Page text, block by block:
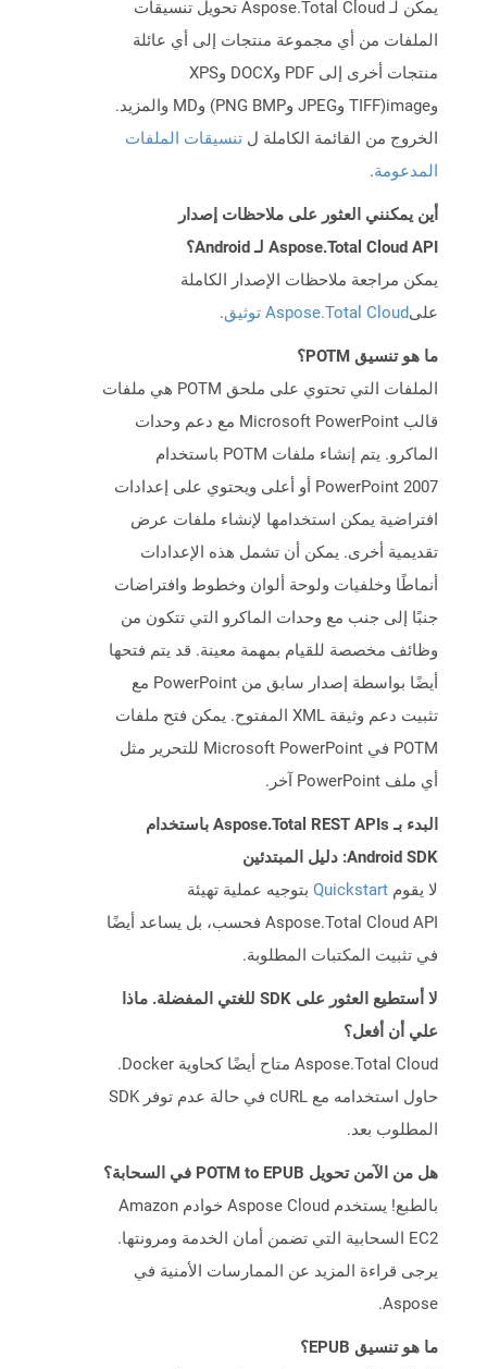
يمكن لـ Aspose.Total Cloud تحويل تنسيقات
الملفات من أي مجموعة منتجات إلى أي عائلة
منتجات أخرى إلى PDF وDOCX وXPS
وimage(TIFF وJPEG وPNG BMP) وMD والمزيد.
الخروج من القائمة الكاملة ل تنسيقات الملفات
المدعومة.
أين يمكنني العثور على ملاحظات إصدار
Aspose.Total Cloud API لـ Android؟
يمكن مراجعة ملاحظات الإصدار الكاملة
علىAspose.Total Cloud توثيق .
ما هو تنسيق POTM؟
الملفات التي تحتوي على ملحق POTM هي ملفات
قالب Microsoft PowerPoint مع دعم وحدات
الماكرو. يتم إنشاء ملفات POTM باستخدام
PowerPoint 2007 أو أعلى ويحتوي على إعدادات
افتراضية يمكن استخدامها لإنشاء ملفات عرض
تقديمية أخرى. يمكن أن تشمل هذه الإعدادات
أنماطًا وخلفيات ولوحة ألوان وخطوط وافتراضات
جنبًا إلى جنب مع وحدات الماكرو التي تتكون من
وظائف مخصصة للقيام بمهمة معينة. قد يتم فتحها
أيضًا بواسطة إصدار سابق من PowerPoint مع
تثبيت دعم وثيقة XML المفتوح. يمكن فتح ملفات
POTM في Microsoft PowerPoint للتحرير مثل
أي ملف PowerPoint آخر.
البدء بـ Aspose.Total REST APIs باستخدام
Android SDK: دليل المبتدئين
لا يقوم Quickstart بتوجيه عملية تهيئة
Aspose.Total Cloud API فحسب، بل يساعد أيضًا
في تثبيت المكتبات المطلوبة.
لا أستطيع العثور على SDK للغتي المفضلة. ماذا
علي أن أفعل؟
Aspose.Total Cloud متاح أيضًا كحاوية Docker.
حاول استخدامه مع cURL في حالة عدم توفر SDK
المطلوب بعد.
هل من الآمن تحويل POTM to EPUB في السحابة؟
بالطبع! يستخدم Aspose Cloud خوادم Amazon
EC2 السحابية التي تضمن أمان الخدمة ومرونتها.
يرجى قراءة المزيد عن الممارسات الأمنية في
Aspose.
ما هو تنسيق EPUB؟